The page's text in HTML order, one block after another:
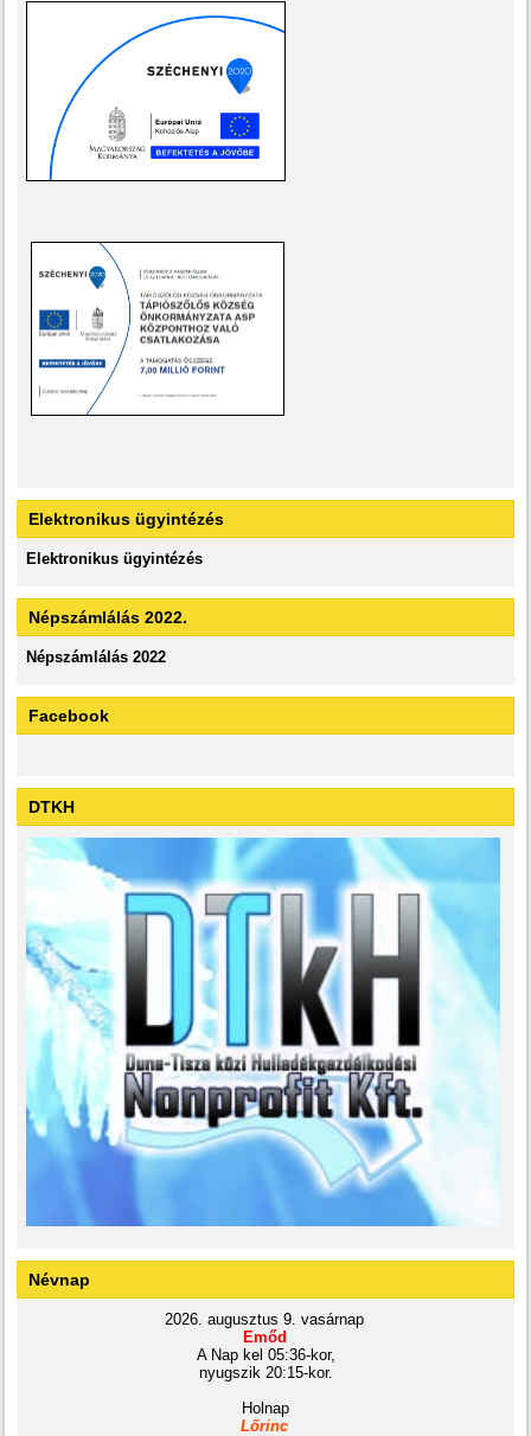
Elektronikus ügyintézés
Elektronikus ügyintézés
Népszámlálás 2022.
Népszámlálás 2022
Facebook
DTKH
Névnap
2026. augusztus 9. vasárnap
Emőd
A Nap kel 05:36-kor,
nyugszik 20:15-kor.
Holnap
Lőrinc